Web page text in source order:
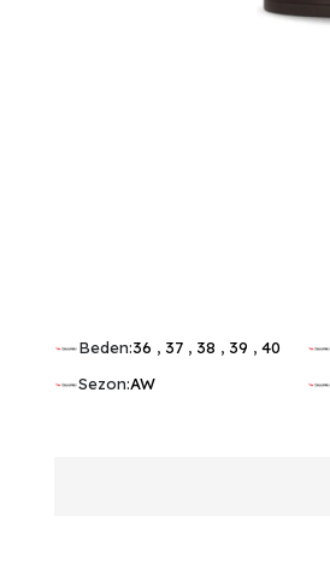
Beden:36 , 37 , 38 , 39 ,40
Sezon:AW